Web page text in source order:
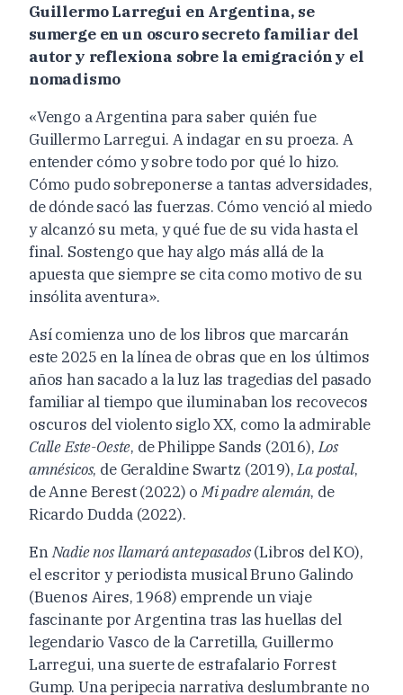
Guillermo Larregui en Argentina, se
sumerge en un oscuro secreto familiar del
autor y reflexiona sobre la emigración y el
nomadismo
«Vengo a Argentina para saber quién fue
Guillermo Larregui. A indagar en su proeza. A
entender cómo y sobre todo por qué lo hizo.
Cómo pudo sobreponerse a tantas adversidades,
de dónde sacó las fuerzas. Cómo venció al miedo
y alcanzó su meta, y qué fue de su vida hasta el
final. Sostengo que hay algo más allá de la
apuesta que siempre se cita como motivo de su
insólita aventura».
Así comienza uno de los libros que marcarán
este 2025 en la línea de obras que en los últimos
años han sacado a la luz las tragedias del pasado
familiar al tiempo que iluminaban los recovecos
oscuros del violento siglo XX, como la admirable
Calle Este-Oeste, de Philippe Sands (2016),Los
amnésicos, de Geraldine Swartz (2019),La postal,
de Anne Berest (2022) oMi padre alemán, de
Ricardo Dudda (2022).
EnNadie nos llamará antepasados(Libros del KO),
el escritor y periodista musical Bruno Galindo
(Buenos Aires, 1968) emprende un viaje
fascinante por Argentina tras las huellas del
legendario Vasco de la Carretilla, Guillermo
Larregui, una suerte de estrafalario Forrest
Gump. Una peripecia narrativa deslumbrante no